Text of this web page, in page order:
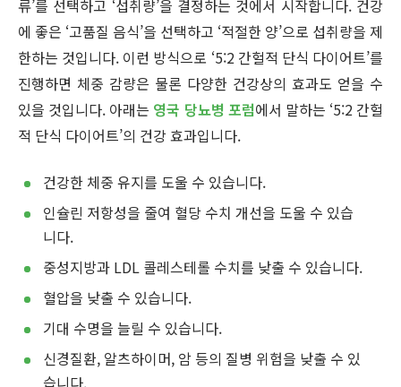
류’를 선택하고 ‘섭취량’을 결정하는 것에서 시작합니다. 건강
에 좋은 ‘고품질 음식’을 선택하고 ‘적절한 양’으로 섭취량을 제
한하는 것입니다. 이런 방식으로 ‘5:2 간헐적 단식 다이어트’를
진행하면 체중 감량은 물론 다양한 건강상의 효과도 얻을 수
있을 것입니다. 아래는 영국 당뇨병 포럼에서 말하는 ‘5:2 간헐
적 단식 다이어트’의 건강 효과입니다.
건강한 체중 유지를 도울 수 있습니다.
인슐린 저항성을 줄여 혈당 수치 개선을 도울 수 있습
니다.
중성지방과 LDL 콜레스테롤 수치를 낮출 수 있습니다.
혈압을 낮출 수 있습니다.
기대 수명을 늘릴 수 있습니다.
신경질환, 알츠하이머, 암 등의 질병 위험을 낮출 수 있